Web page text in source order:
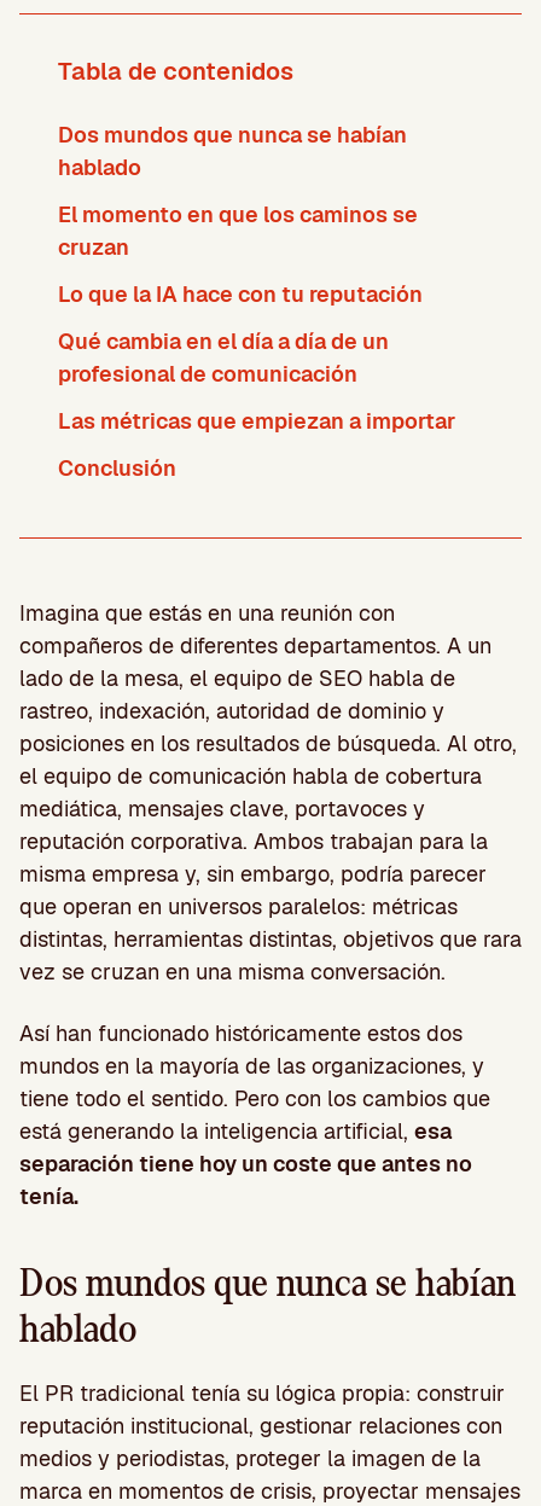
Tabla de contenidos
Dos mundos que nunca se habían
hablado
El momento en que los caminos se
cruzan
Lo que la IA hace con tu reputación
Qué cambia en el día a día de un
profesional de comunicación
Las métricas que empiezan a importar
Conclusión
Imagina que estás en una reunión con
compañeros de diferentes departamentos. A un
lado de la mesa, el equipo de SEO habla de
rastreo, indexación, autoridad de dominio y
posiciones en los resultados de búsqueda. Al otro,
el equipo de comunicación habla de cobertura
mediática, mensajes clave, portavoces y
reputación corporativa. Ambos trabajan para la
misma empresa y, sin embargo, podría parecer
que operan en universos paralelos: métricas
distintas, herramientas distintas, objetivos que rara
vez se cruzan en una misma conversación.
Así han funcionado históricamente estos dos
mundos en la mayoría de las organizaciones, y
tiene todo el sentido. Pero con los cambios que
está generando la inteligencia artificial, esa
separación tiene hoy un coste que antes no
tenía.
Dos mundos que nunca se habían
hablado
El PR tradicional tenía su lógica propia: construir
reputación institucional, gestionar relaciones con
medios y periodistas, proteger la imagen de la
marca en momentos de crisis, proyectar mensajes